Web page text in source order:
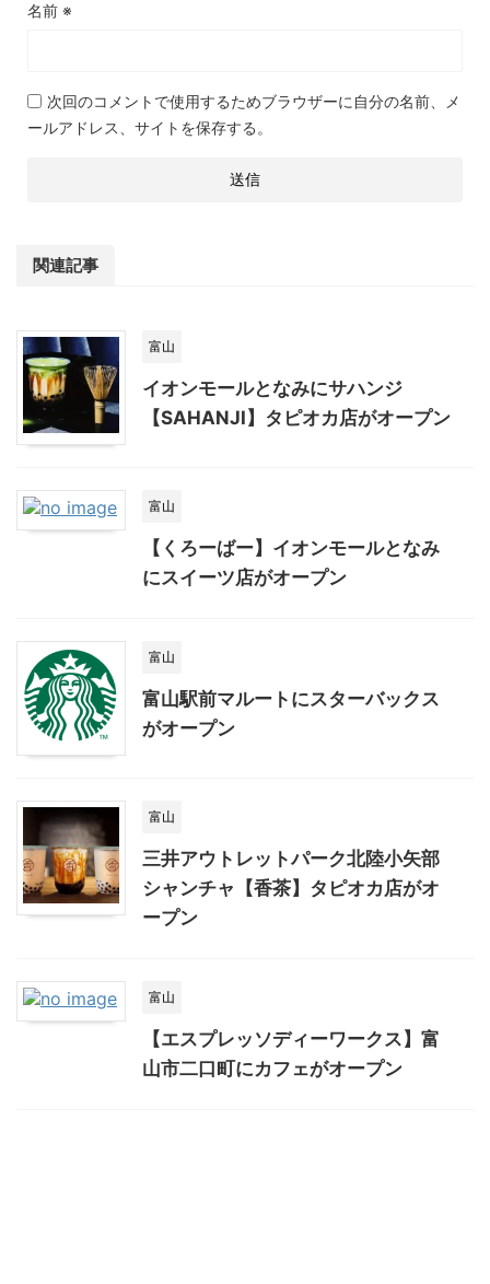
名前 ※
次回のコメントで使用するためブラウザーに自分の名前、メ
ールアドレス、サイトを保存する。
関連記事
富山
イオンモールとなみにサハンジ
【SAHANJI】タピオカ店がオープン
富山
【くろーばー】イオンモールとなみ
にスイーツ店がオープン
富山
富山駅前マルートにスターバックス
がオープン
富山
三井アウトレットパーク北陸小矢部
シャンチャ【香茶】タピオカ店がオ
ープン
富山
【エスプレッソディーワークス】富
山市二口町にカフェがオープン